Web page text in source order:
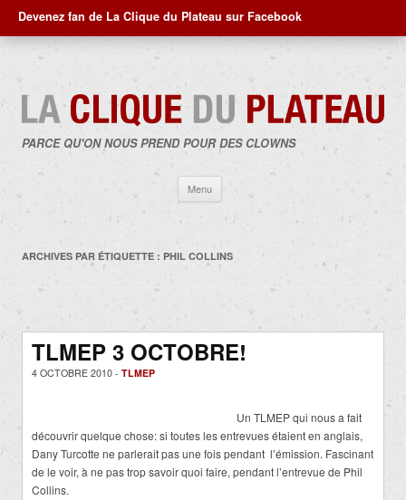
Devenez fan de La Clique du Plateau sur Facebook
PARCE QU'ON NOUS PREND POUR DES CLOWNS
Menu
contenu
ARCHIVES PAR ÉTIQUETTE : PHIL COLLINS
TLMEP 3 OCTOBRE!
4 OCTOBRE 2010 - TLMEP
Un TLMEP qui nous a fait
découvrir quelque chose: si toutes les entrevues étaient en anglais,
Dany Turcotte ne parlerait pas une fois pendant l’émission. Fascinant
de le voir, à ne pas trop savoir quoi faire, pendant l’entrevue de Phil
Collins.